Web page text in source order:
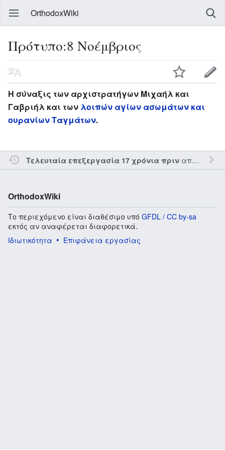
OrthodoxWiki
Πρότυπο:8 Νοέμβριος
Η σύναξις των αρχιστρατήγων Μιχαήλ και
Γαβριήλ και των λοιπών αγίων ασωμάτων και
ουρανίων Ταγμάτων.
Τελευταία επεξεργασία 17 χρόνια πριναπό τον την
OrthodoxWiki
Το περιεχόμενο είναι διαθέσιμο υπό GFDL / CC by-sa
εκτός αν αναφέρεται διαφορετικά.
Ιδιωτικότητα
Επιφάνεια εργασίας